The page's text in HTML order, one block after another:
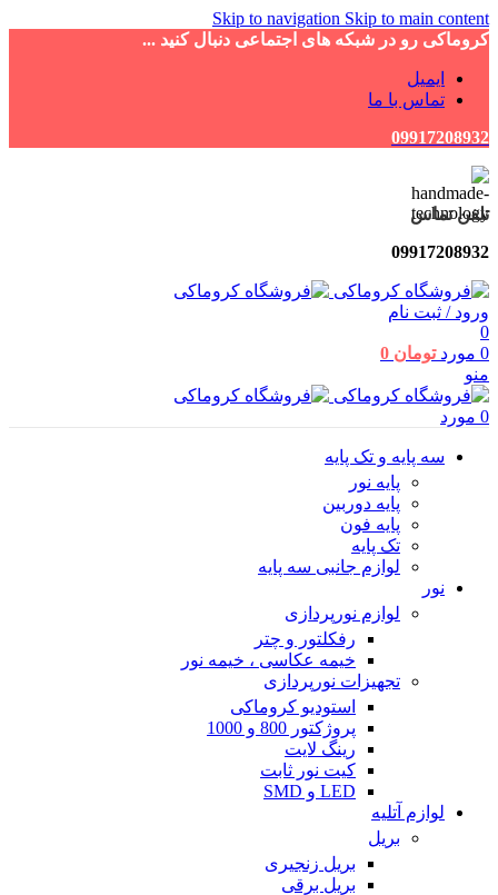
Skip to navigation Skip to main content
کروماکی رو در شبکه های اجتماعی دنبال کنید ...
ایمیل
تماس با ما
09917208932
تلفن تماس
09917208932
ورود / ثبت نام
0
0 مورد تومان
منو
0 مورد
سه پایه و تک پایه
پایه نور
پایه دوربین
پایه فون
تک پایه
لوازم جانبی سه پایه
نور
لوازم نورپردازی
رفکلتور و چتر
خیمه عکاسی ، خیمه نور
تجهیزات نورپردازی
استودیو کروماکی
پروژکتور 800 و 1000
رینگ لایت
کیت نور ثابت
LED و SMD
لوازم آتلیه
بریل
بریل زنجیری
بریل برقی